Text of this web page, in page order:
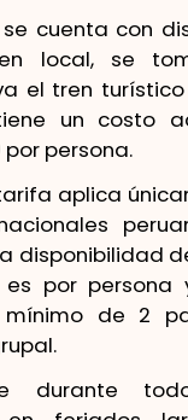
se cuenta con
local, se
el tren turístico
un costo
por persona.
aplica
disponibilidad
es por persona
de 2
durante